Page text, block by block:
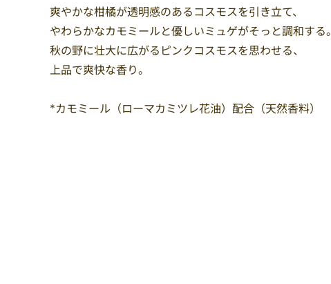
爽やかな柑橘が透明感のあるコスモスを引き立て、
やわらかなカモミールと優しいミュゲがそっと調和する。
秋の野に壮大に広がるピンクコスモスを思わせる、
上品で爽快な香り。
*カモミール（ローマカミツレ花油）配合（天然香料）